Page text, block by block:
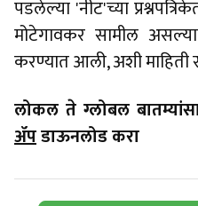
पडलेल्या 'नीट'च्या
मोटेगावकर सामील
करण्यात आली, अशी
लोकल ते ग्लोबल
ॲपडाऊनलोड करा